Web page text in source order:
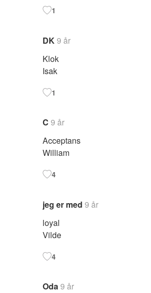
1
DK9 år
Klok
Isak
1
C 9 år
Acceptans
William
4
jeg er med 9 år
loyal
Vilde
4
Oda9 år